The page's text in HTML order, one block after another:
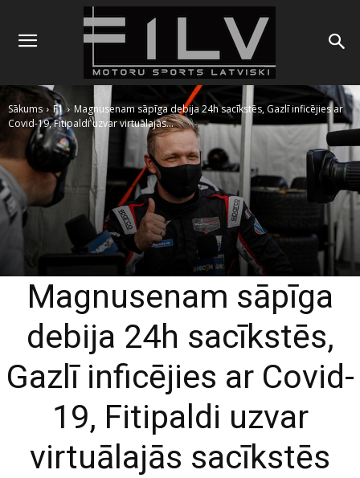
Sākums F1
Magnusenam sāpīga debija 24h sacīkstēs, Gazlī inficējies ar
Covid-19, Fitipaldi uzvar virtuālajās...
Magnusenam sāpīga
debija 24h sacīkstēs,
Gazlī inficējies ar Covid-
19, Fitipaldi uzvar
virtuālajās sacīkstēs